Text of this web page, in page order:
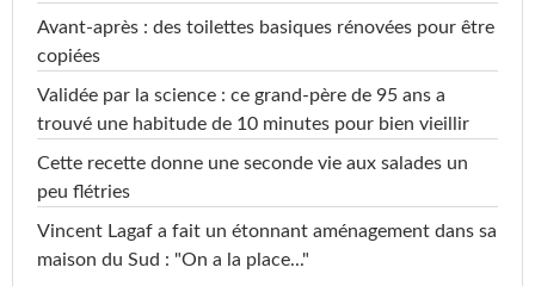
Avant-après : des toilettes basiques rénovées pour être
copiées
Validée par la science : ce grand-père de 95 ans a
trouvé une habitude de 10 minutes pour bien vieillir
Cette recette donne une seconde vie aux salades un
peu flétries
Vincent Lagaf a fait un étonnant aménagement dans sa
maison du Sud : "On a la place..."